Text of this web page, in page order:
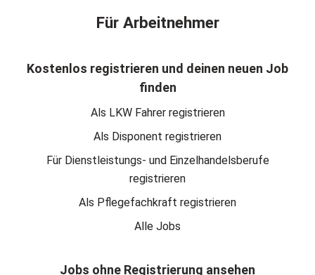
Für Arbeitnehmer
Kostenlos registrieren und deinen neuen Job
finden
Als LKW Fahrer registrieren
Als Disponent registrieren
Für Dienstleistungs- und Einzelhandelsberufe
registrieren
Als Pflegefachkraft registrieren
Alle Jobs
Jobs ohne Registrierung ansehen